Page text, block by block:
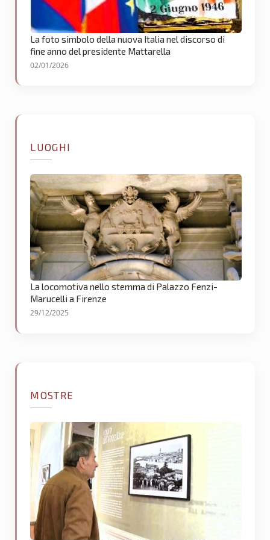
La foto simbolo della nuova Italia nel discorso di
fine anno del presidente Mattarella
02/01/2026
LUOGHI
La locomotiva nello stemma di Palazzo Fenzi-
Marucelli a Firenze
29/12/2025
MOSTRE